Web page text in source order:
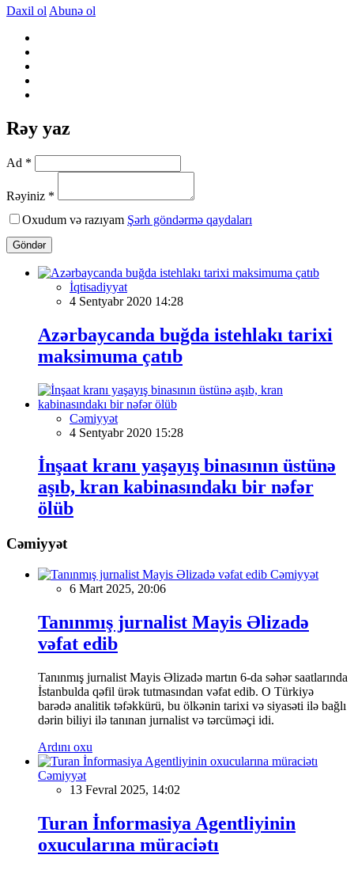
Daxil ol Abunə ol
Rəy yaz
Ad *
Rəyiniz *
Oxudum və razıyam Şərh göndərmə qaydaları
Göndər
İqtisadiyyat
4 Sentyabr 2020 14:28
Azərbaycanda buğda istehlakı tarixi
maksimuma çatıb
Cəmiyyət
4 Sentyabr 2020 15:28
İnşaat kranı yaşayış binasının üstünə
aşıb, kran kabinasındakı bir nəfər
ölüb
Cəmiyyət
Cəmiyyət
6 Mart 2025, 20:06
Tanınmış jurnalist Mayis Əlizadə
vəfat edib
Tanınmış jurnalist Mayis Əlizadə martın 6-da səhər saatlarında
İstanbulda qəfil ürək tutmasından vəfat edib. O Türkiyə
barədə analitik təfəkkürü, bu ölkənin tarixi və siyasəti ilə bağlı
dərin biliyi ilə tanınan jurnalist və tərcüməçi idi.
Ardını oxu
Cəmiyyət
13 Fevral 2025, 14:02
Turan İnformasiya Agentliyinin
oxucularına müraciətı